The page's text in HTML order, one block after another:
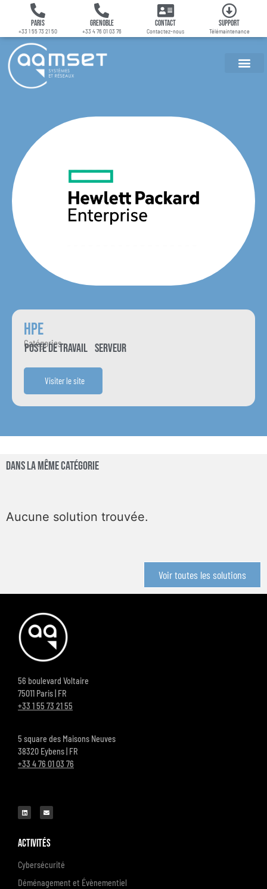
Paris
+33 1 55 73 21 50
Grenoble
+33 4 76 01 03 76
Contact
Contactez-nous
Support
Télémaintenance
HPE
Catégories
Poste de travail Serveur
Visiter le site
Dans la même catégorie
Aucune solution trouvée.
Voir toutes les solutions
56 boulevard Voltaire
75011 Paris | FR
+33 1 55 73 21 55
5 square des Maisons Neuves
38320 Eybens | FR
+33 4 76 01 03 76
Activités
Cybersécurité
Déménagement et Évènementiel